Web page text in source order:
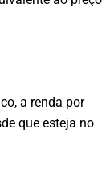
a renda por
que esteja no